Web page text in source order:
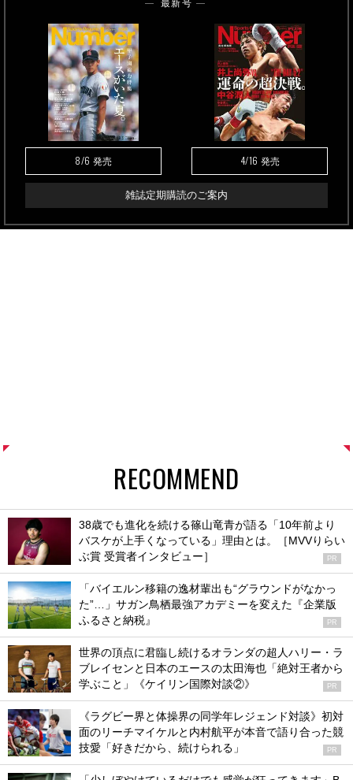
最新号
8/6 発売 4/16 発売
雑誌定期購読のご案内
RECOMMEND
38歳でも進化を続ける篠山竜青が語る「10年前より
バスケが上手くなっている」理由とは。［MVVりらい
ぶ賞 受賞者インタビュー］
PR
「バイエルン移籍の逸材輩出も“グラウンドがなかっ
た”…」サガン鳥栖最強アカデミーを変えた『企業版
ふるさと納税』
PR
世界の頂点に君臨し続けるオランダの超人ハリー・ラ
ブレイセンと日本のエースの太田海也「絶対王者から
学ぶこと」《ケイリン国際対談②》
PR
《ラグビー界と体操界の同学年レジェンド対談》初対
面のリーチマイケルと内村航平が本音で語り合った競
技愛「好きだから、続けられる」
PR